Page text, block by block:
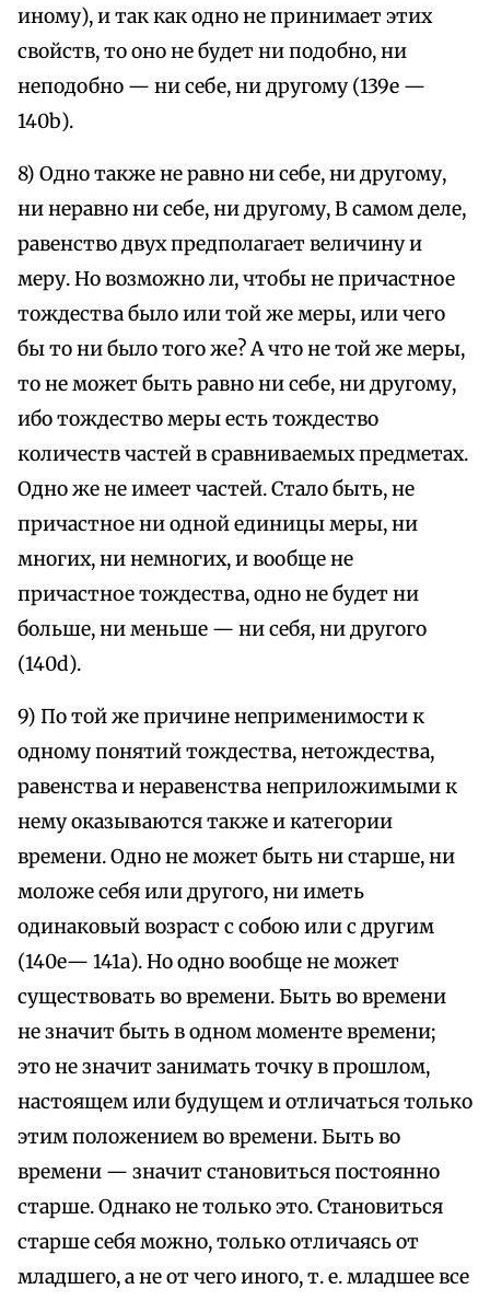
иному), и так как одно не принимает этих
свойств, то оно не будет ни подобно, ни
неподобно — ни себе, ни другому (139е —
140b).
8) Одно также не равно ни себе, ни другому,
ни неравно ни себе, ни другому, В самом деле,
равенство двух предполагает величину и
меру. Но возможно ли, чтобы не причастное
тождества было или той же меры, или чего
бы то ни было того же? А что не той же меры,
то не может быть равно ни себе, ни другому,
ибо тождество меры есть тождество
количеств частей в сравниваемых предметах.
Одно же не имеет частей. Стало быть, не
причастное ни одной единицы меры, ни
многих, ни немногих, и вообще не
причастное тождества, одно не будет ни
больше, ни меньше — ни себя, ни другого
(140d).
9) По той же причине неприменимости к
одному понятий тождества, нетождества,
равенства и неравенства неприложимыми к
нему оказываются также и категории
времени. Одно не может быть ни старше, ни
моложе себя или другого, ни иметь
одинаковый возраст с собою или с другим
(140е— 141а). Но одно вообще не может
существовать во времени. Быть во времени
не значит быть в одном моменте времени;
это не значит занимать точку в прошлом,
настоящем или будущем и отличаться только
этим положением во времени. Быть во
времени — значит становиться постоянно
старше. Однако не только это. Становиться
старше себя можно, только отличаясь от
младшего, а не от чего иного, т. е. младшее все